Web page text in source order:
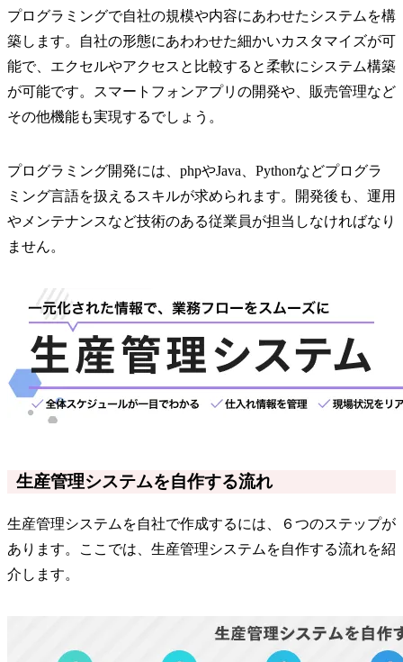
プログラミングで自社の規模や内容にあわせたシステムを構
築します。自社の形態にあわわせた細かいカスタマイズが可
能で、エクセルやアクセスと比較すると柔軟にシステム構築
が可能です。スマートフォンアプリの開発や、販売管理など
その他機能も実現するでしょう。
プログラミング開発には、phpやJava、Pythonなどプログラ
ミング言語を扱えるスキルが求められます。開発後も、運用
やメンテナンスなど技術のある従業員が担当しなければなり
ません。
生産管理システムを自作する流れ
生産管理システムを自社で作成するには、６つのステップが
あります。ここでは、生産管理システムを自作する流れを紹
介します。